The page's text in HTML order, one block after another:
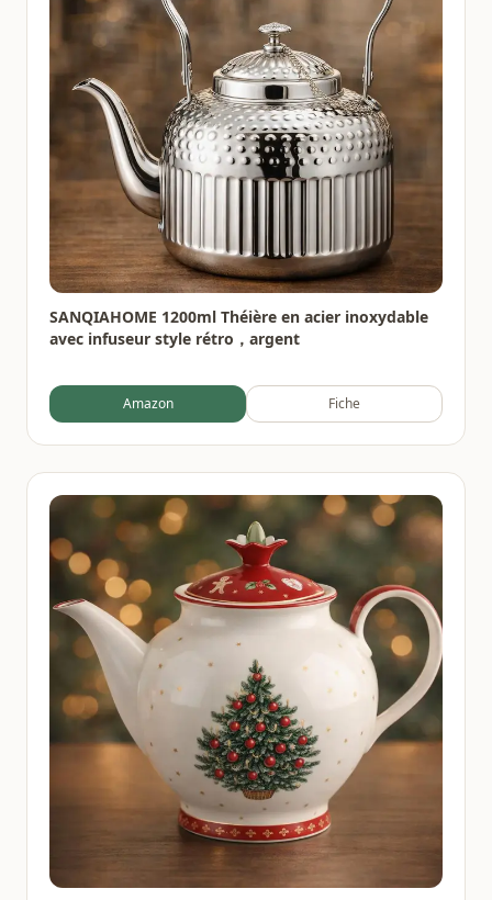
SANQIAHOME 1200ml Théière en acier inoxydable
avec infuseur style rétro，argent
Amazon Fiche